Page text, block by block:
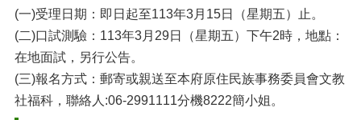
(一)受理日期：即日起至113年3月15日（星期五）止。
(二)口試測驗：113年3月29日（星期五）下午2時，地點：
在地面試，另行公告。
(三)報名方式：郵寄或親送至本府原住民族事務委員會文教
社福科，聯絡人:06-2991111分機8222簡小姐。